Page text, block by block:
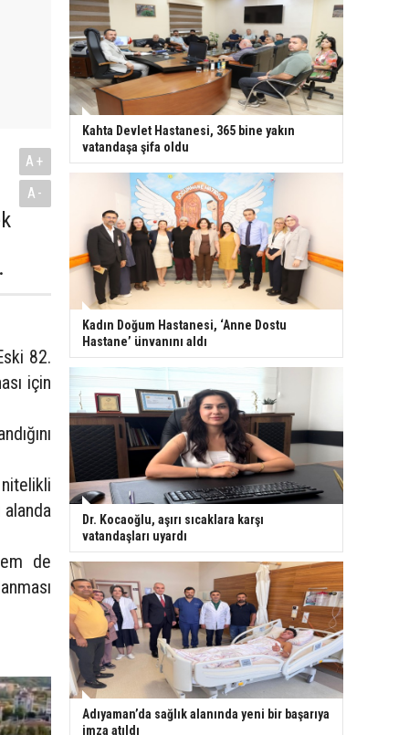
A+
A-
82.
için
alanda
de
Kahta Devlet Hastanesi, 365 bine yakın
vatandaşa şifa oldu
Kadın Doğum Hastanesi, ‘Anne Dostu
Hastane’ ünvanını aldı
Dr. Kocaoğlu, aşırı sıcaklara karşı
vatandaşları uyardı
Adıyaman’da sağlık alanında yeni bir başarıya
imza atıldı